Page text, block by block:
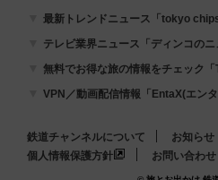
最新トレンドニュース「tokyo chips
テレビ業界ニュース「ディンコのニ
無料でお得な旅の情報をチェック「
VPN／動画配信情報「EntaX(エンタ
鉄道チャンネルについて お知らせ
個人情報保護方針
お問い合わせ